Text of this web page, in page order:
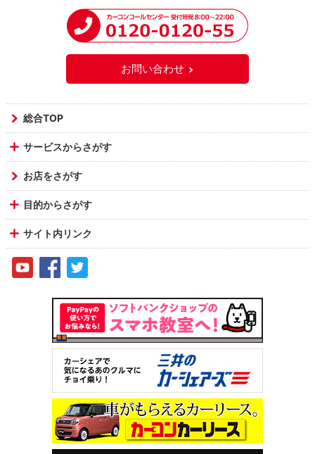
お問い合わせ
総合TOP
サービスからさがす
お店をさがす
目的からさがす
サイト内リンク